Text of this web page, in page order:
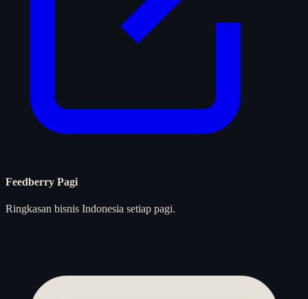
Feedberry Pagi
Ringkasan bisnis Indonesia setiap pagi.